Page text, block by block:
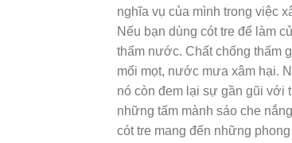
nghĩa vụ của mình trong việc
Nếu bạn dùng cót tre để làm
thấm nước. Chất chống thấm
mối mọt, nước mưa xâm hại.
nó còn đem lại sự gần gũi với
những tấm mành sáo che
cót tre mang đến những